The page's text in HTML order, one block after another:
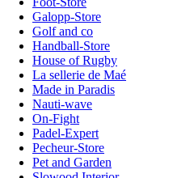
Galopp-Store
Golf and co
Handball-Store
House of Rugby
La sellerie de Maé
Made in Paradis
Nauti-wave
On-Fight
Padel-Expert
Pecheur-Store
Pet and Garden